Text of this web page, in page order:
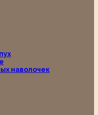
наволочек